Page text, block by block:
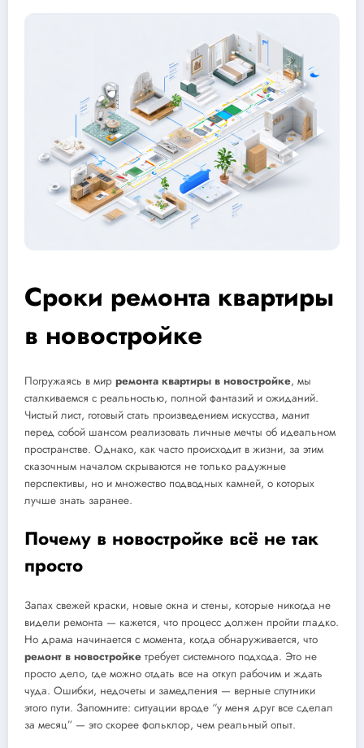
Сроки ремонта квартиры
в новостройке
Погружаясь в мир ремонта квартиры в новостройке, мы
сталкиваемся с реальностью, полной фантазий и ожиданий.
Чистый лист, готовый стать произведением искусства, манит
перед собой шансом реализовать личные мечты об идеальном
пространстве. Однако, как часто происходит в жизни, за этим
сказочным началом скрываются не только радужные
перспективы, но и множество подводных камней, о которых
лучше знать заранее.
Почему в новостройке всё не так
просто
Запах свежей краски, новые окна и стены, которые никогда не
видели ремонта — кажется, что процесс должен пройти гладко.
Но драма начинается с момента, когда обнаруживается, что
ремонт в новостройке требует системного подхода. Это не
просто дело, где можно отдать все на откуп рабочим и ждать
чуда. Ошибки, недочеты и замедления — верные спутники
этого пути. Запомните: ситуации вроде “у меня друг все сделал
за месяц” — это скорее фольклор, чем реальный опыт.